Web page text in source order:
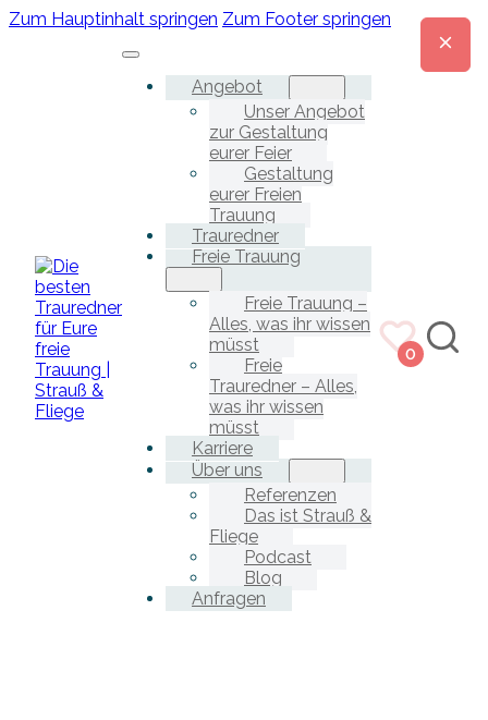
Zum Hauptinhalt springen Zum Footer springen
Angebot
Unser Angebot
zur Gestaltung
eurer Feier
Gestaltung
eurer Freien
Trauung
Trauredner
Freie Trauung
Freie Trauung –
Alles, was ihr wissen
müsst
Freie
Trauredner – Alles,
was ihr wissen
müsst
Karriere
Über uns
Referenzen
Das ist Strauß &
Fliege
Podcast
Blog
Anfragen
0